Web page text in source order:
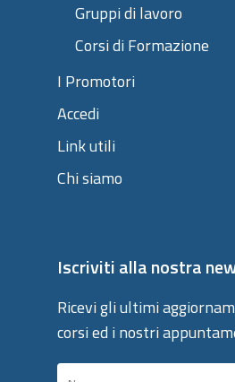
Gruppi di lavoro
Corsi di Formazione
I Promotori
Accedi
Link utili
Chi siamo
Iscriviti alla nostra
Ricevi gli ultimi
corsi ed i nostri